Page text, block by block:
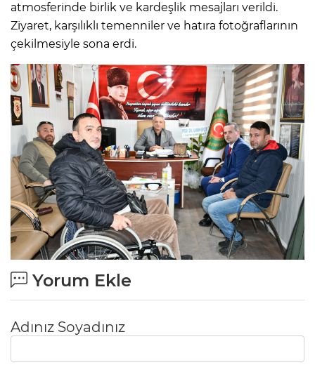
atmosferinde birlik ve kardeşlik mesajları verildi.
Ziyaret, karşılıklı temenniler ve hatıra fotoğraflarının
çekilmesiyle sona erdi.
Yorum Ekle
Adınız Soyadınız